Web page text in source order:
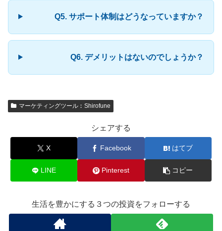
Q5. サポート体制はどうなっていますか？
Q6. デメリットはないのでしょうか？
マーケティングツール︰Shirofune
シェアする
X Facebook はてブ
LINE Pinterest コピー
生活を豊かにする３つの投資をフォローする